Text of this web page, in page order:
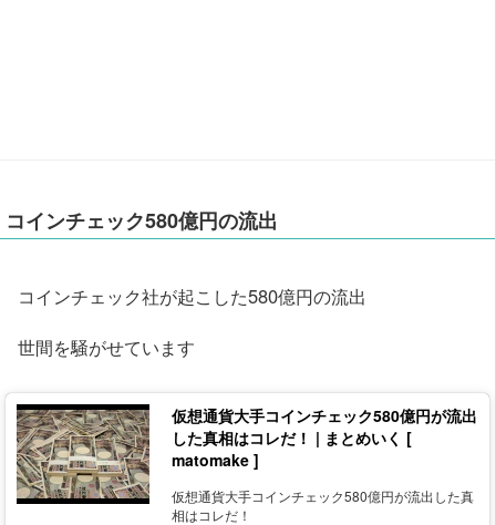
コインチェック580億円の流出
コインチェック社が起こした580億円の流出
世間を騒がせています
仮想通貨大手コインチェック580億円が流出
した真相はコレだ！ | まとめいく [
matomake ]
仮想通貨大手コインチェック580億円が流出した真
相はコレだ！